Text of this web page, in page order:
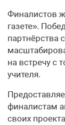
Финалистов
газете».
партнёрства
на встречу с
учителя.
финалистам
своих